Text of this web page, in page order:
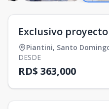
Exclusivo proyecto
Piantini, Santo
DESDE
RD$ 363,000